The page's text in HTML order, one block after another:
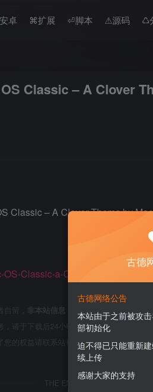
卓 ⌘扩展 ⏎脚本 ⚠︎源码 ♺
Classic – A Clover
Classic-a-Clover-Bootloader-
留， 非本站信息 ，注意鉴别；
，请于下载后24小时内删除；
您的权益请联系站长进行删除处理；
THE END
古德
古德网络公告
本站由于之前被攻
部初始化
迫不得已只能重新
续上传
感谢大家的支持